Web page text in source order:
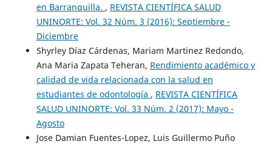
en Barranquilla. , REVISTA CIENTÍFICA SALUD
UNINORTE: Vol. 32 Núm. 3 (2016): Septiembre -
Diciembre
Shyrley Díaz Cárdenas, Mariam Martinez Redondo,
Ana Maria Zapata Teheran, Rendimiento académico y
calidad de vida relacionada con la salud en
estudiantes de odontología , REVISTA CIENTÍFICA
SALUD UNINORTE: Vol. 33 Núm. 2 (2017): Mayo -
Agosto
Jose Damian Fuentes-Lopez, Luis Guillermo Puño